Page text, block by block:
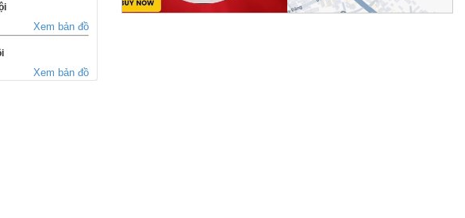
Xem bản đồ
Xem bản đồ